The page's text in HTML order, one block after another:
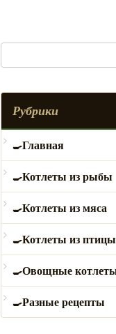
Рубрики
Главная
Котлеты из рыбы
Котлеты из мяса
Котлеты из птицы
Овощные
Разные рецепты